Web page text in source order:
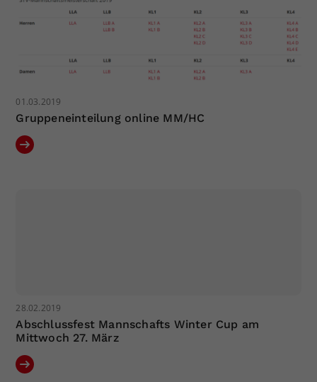
01.03.2019
Gruppeneinteilung online MM/HC
28.02.2019
Abschlussfest Mannschafts Winter Cup am
Mittwoch 27. März